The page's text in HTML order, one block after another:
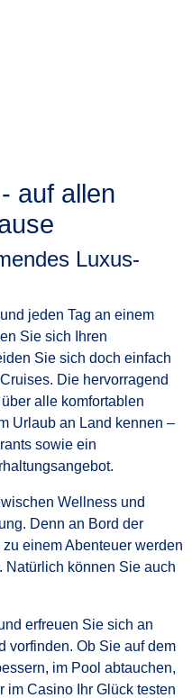
auf allen
Luxus-
jeden Tag an einem
Sie sich Ihren
Sie sich doch einfach
Die hervorragend
alle komfortablen
Urlaub an Land kennen –
sowie ein
Wellness und
Denn an Bord der
einem Abenteuer werden
Natürlich können Sie auch
erfreuen Sie sich an
vorfinden. Ob Sie auf dem
im Pool abtauchen,
im Casino Ihr Glück testen